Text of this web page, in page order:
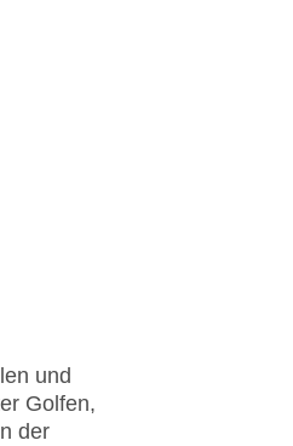
und
Golfen,
der